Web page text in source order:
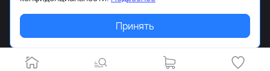
товаров и (или) услуг, пожалуйста, обращайтесь к
менеджеру сайта с помощью специальной формы
связи или по телефону +7-495-627-77-11.
Принять